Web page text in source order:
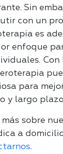
Sin
con un
es
enfoque
para
y largo
sobre
a
.